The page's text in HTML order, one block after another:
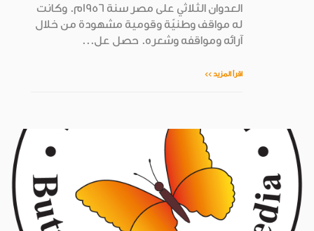
العدوان الثلاثي على مصر سنة 1956م. وكانت
له مواقف وطنيّة وقومية مشهودة من خلال
آرائه ومواقفه وشعره. حصل عل...
اقرأ المزيد >>